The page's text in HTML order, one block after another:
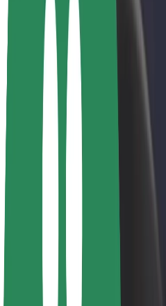
Autovadītāji
Autovadītāja ieņēmumi
Kurjeri
Kurjerpartnera ieņēmumi
Bolt Food tirgotāji
Reģistrē autoparku
Project Zero